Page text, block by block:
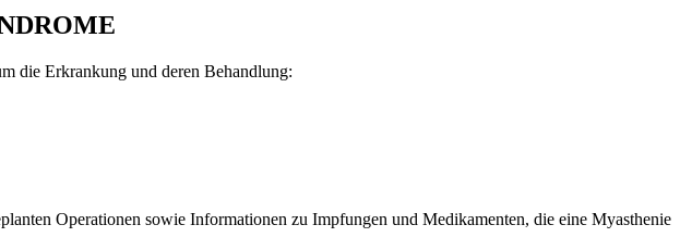
die Erkrankung und deren Behandlung:
Operationen sowie Informationen zu Impfungen und Medikamenten, die eine Myasthenie